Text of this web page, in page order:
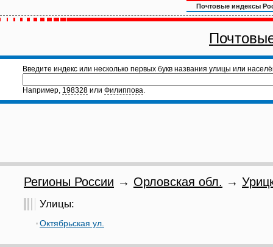
Почтовые индексы
Введите индекс или несколько первых букв названия улицы или
Например, 198328 или Филиппова.
Регионы России → Орловская обл. →
Улицы:
Октябрьская ул.